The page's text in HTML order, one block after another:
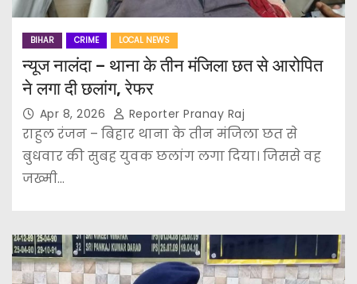
BIHAR CRIME LOCAL NEWS
न्यूज नालंदा – थाना के तीन मंजिला छत से आरोपित
ने लगा दी छलांग, रेफर
Apr 8, 2026 Reporter Pranay Raj
राहुल रंजन – बिहार थाना के तीन मंजिला छत से
बुधवार की सुबह युवक छलांग लगा दिया। जिससे वह
जख्मी…